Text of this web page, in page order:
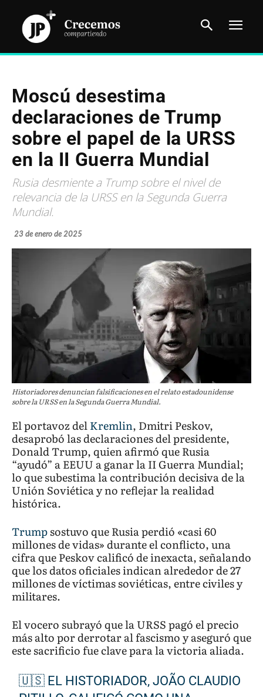
Moscú desestima
declaraciones de Trump
sobre el papel de la URSS
en la II Guerra Mundial
Rusia desmiente a Trump sobre el nivel de
relevancia de la URSS en la Segunda Guerra
Mundial.
23 de enero de 2025
Historiadores denuncian falsificaciones en el relato estadounidense
sobre la URSS en la Segunda Guerra Mundial.
El portavoz delKremlin, Dmitri Peskov,
desaprobó las declaraciones del presidente,
Donald Trump, quien afirmó que Rusia
“ayudó” a EEUU a ganar la II Guerra Mundial;
lo que subestima la contribución decisiva de la
Unión Soviética y no reflejar la realidad
histórica.
Trumpsostuvo que Rusia perdió «casi 60
millones de vidas» durante el conflicto, una
cifra que Peskov calificó de inexacta, señalando
que los datos oficiales indican alrededor de 27
millones de víctimas soviéticas, entre civiles y
militares.
El vocero subrayó que la URSS pagó el precio
más alto por derrotar al fascismo y aseguró que
este sacrificio fue clave para la victoria aliada.
🇺🇸 EL HISTORIADOR, JOÃO CLAUDIO